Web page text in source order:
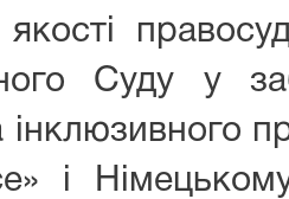
якості
Суду у
інклюзивного
і